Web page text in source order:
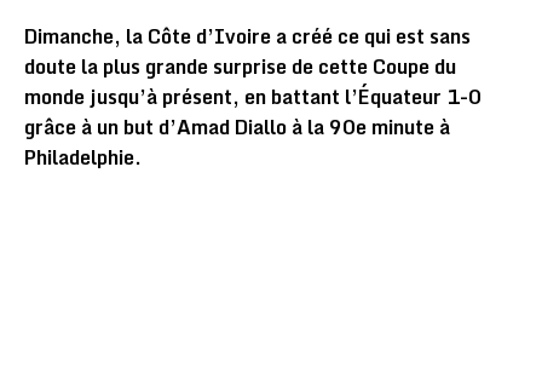
Dimanche, la Côte d’Ivoire a créé ce qui est sans
doute la plus grande surprise de cette Coupe du
monde jusqu’à présent, en battant l’Équateur 1-0
grâce à un but d’Amad Diallo à la 90e minute à
Philadelphie.